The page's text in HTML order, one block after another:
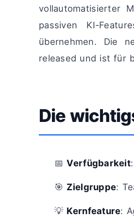
vollautomatisierter
passiven KI-
übernehmen. Die
released und ist für
Die
📅Verfügbarkeit
🎯 Zielgruppe:
💡 Kernfeature: